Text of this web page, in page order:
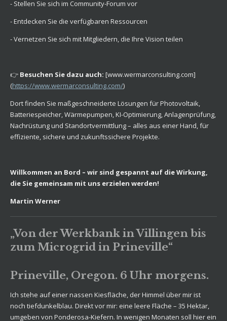
- Stellen Sie sich im Community-Forum vor
- Entdecken Sie die verfügbaren Ressourcen
- Vernetzen Sie sich mit Mitgliedern, die Ihre Vision teilen
👉 Besuchen Sie dazu auch: [www.wermarconsulting.com]
(https://www.wermarconsulting.com/)
Dort finden Sie maßgeschneiderte Lösungen für Photovoltaik,
Batteriespeicher, Wärmepumpen, KI-Optimierung, Anlagenprüfung,
Nachrüstung und Standortvermittlung – alles aus einer Hand, für
effiziente, sichere und zukunftssichere Projekte.
Willkommen an Bord – wir sind gespannt auf die Wirkung,
die Sie gemeinsam mit uns erzielen werden!
Martin Werner
„Von der Werkbank in Villingen bis
zum Microgrid in Prineville“
Prineville, Oregon. 6 Uhr morgens.
Ich stehe auf einer nassen Kiesfläche, der Himmel über mir ist
noch tiefdunkelblau. Direkt vor mir: eine leere Fläche – 35 Hektar,
umgeben von Ponderosa-Kiefern. In wenigen Monaten soll hier ein